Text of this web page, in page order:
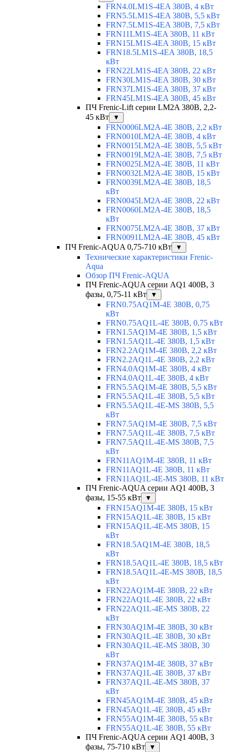
FRN4.0LM1S-4EA 380В, 4 кВт
FRN5.5LM1S-4EA 380В, 5,5 кВт
FRN7.5LM1S-4EA 380В, 7,5 кВт
FRN11LM1S-4EA 380В, 11 кВт
FRN15LM1S-4EA 380В, 15 кВт
FRN18.5LM1S-4EA 380В, 18,5
кВт
FRN22LM1S-4EA 380В, 22 кВт
FRN30LM1S-4EA 380В, 30 кВт
FRN37LM1S-4EA 380В, 37 кВт
FRN45LM1S-4EA 380В, 45 кВт
ПЧ Frenic-Lift серии LM2A 380В, 2,2-
45 кВт
▼
FRN0006LM2A-4E 380В, 2,2 кВт
FRN0010LM2A-4E 380В, 4 кВт
FRN0015LM2A-4E 380В, 5,5 кВт
FRN0019LM2A-4E 380В, 7,5 кВт
FRN0025LM2A-4E 380В, 11 кВт
FRN0032LM2A-4E 380В, 15 кВт
FRN0039LM2A-4E 380В, 18,5
кВт
FRN0045LM2A-4E 380В, 22 кВт
FRN0060LM2A-4E 380В, 18,5
кВт
FRN0075LM2A-4E 380В, 37 кВт
FRN0091LM2A-4E 380В, 45 кВт
ПЧ Frenic-AQUA 0,75-710 кВт
▼
Технические характеристики Frenic-
Aqua
Обзор ПЧ Frenic-AQUA
ПЧ Frenic-AQUA серии AQ1 400В, 3
фазы, 0,75-11 кВт
▼
FRN0.75AQ1M-4E 380В, 0,75
кВт
FRN0.75AQ1L-4E 380В, 0,75 кВт
FRN1.5AQ1M-4E 380В, 1,5 кВт
FRN1.5AQ1L-4E 380В, 1,5 кВт
FRN2.2AQ1M-4E 380В, 2,2 кВт
FRN2.2AQ1L-4E 380В, 2,2 кВт
FRN4.0AQ1M-4E 380В, 4 кВт
FRN4.0AQ1L-4E 380В, 4 кВт
FRN5.5AQ1M-4E 380В, 5,5 кВт
FRN5.5AQ1L-4E 380В, 5,5 кВт
FRN5.5AQ1L-4E-MS 380В, 5,5
кВт
FRN7.5AQ1M-4E 380В, 7,5 кВт
FRN7.5AQ1L-4E 380В, 7,5 кВт
FRN7.5AQ1L-4E-MS 380В, 7,5
кВт
FRN11AQ1M-4E 380В, 11 кВт
FRN11AQ1L-4E 380В, 11 кВт
FRN11AQ1L-4E-MS 380В, 11 кВт
ПЧ Frenic-AQUA серии AQ1 400В, 3
фазы, 15-55 кВт
▼
FRN15AQ1M-4E 380В, 15 кВт
FRN15AQ1L-4E 380В, 15 кВт
FRN15AQ1L-4E-MS 380В, 15
кВт
FRN18.5AQ1M-4E 380В, 18,5
кВт
FRN18.5AQ1L-4E 380В, 18,5 кВт
FRN18.5AQ1L-4E-MS 380В, 18,5
кВт
FRN22AQ1M-4E 380В, 22 кВт
FRN22AQ1L-4E 380В, 22 кВт
FRN22AQ1L-4E-MS 380В, 22
кВт
FRN30AQ1M-4E 380В, 30 кВт
FRN30AQ1L-4E 380В, 30 кВт
FRN30AQ1L-4E-MS 380В, 30
кВт
FRN37AQ1M-4E 380В, 37 кВт
FRN37AQ1L-4E 380В, 37 кВт
FRN37AQ1L-4E-MS 380В, 37
кВт
FRN45AQ1M-4E 380В, 45 кВт
FRN45AQ1L-4E 380В, 45 кВт
FRN55AQ1M-4E 380В, 55 кВт
FRN55AQ1L-4E 380В, 55 кВт
ПЧ Frenic-AQUA серии AQ1 400В, 3
фазы, 75-710 кВт
▼